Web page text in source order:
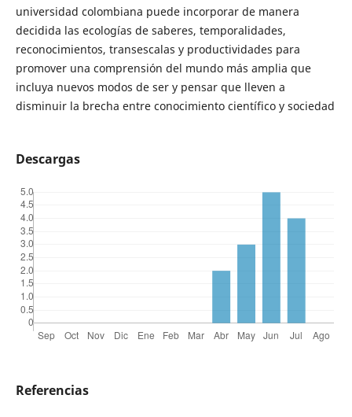
universidad colombiana puede incorporar de manera
decidida las ecologías de saberes, temporalidades,
reconocimientos, transescalas y productividades para
promover una comprensión del mundo más amplia que
incluya nuevos modos de ser y pensar que lleven a
disminuir la brecha entre conocimiento científico y sociedad
Descargas
Referencias